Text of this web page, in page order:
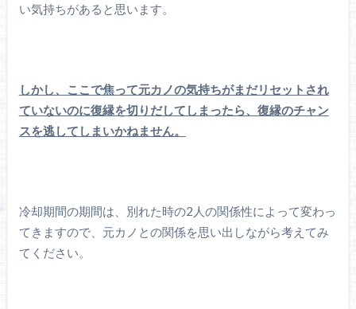
い気持ちがあると思います。
しかし、ここで焦って元カノの気持ちがまだリセットされ
ていないのに復縁を切りだしてしまったら、復縁のチャン
スを逃してしまいかねません。
冷却期間の期間は、別れた時の2人の関係性によって変わっ
てきますので、元カノとの関係を思い出しながら考えてみ
てください。